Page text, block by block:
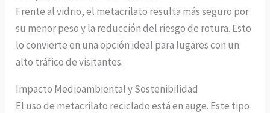
Frente al vidrio, el metacrilato resulta más seguro por
su menor peso y la reducción del riesgo de rotura. Esto
lo convierte en una opción ideal para lugares con un
alto tráfico de visitantes.
Impacto Medioambiental y Sostenibilidad
El uso de metacrilato reciclado está en auge. Este tipo